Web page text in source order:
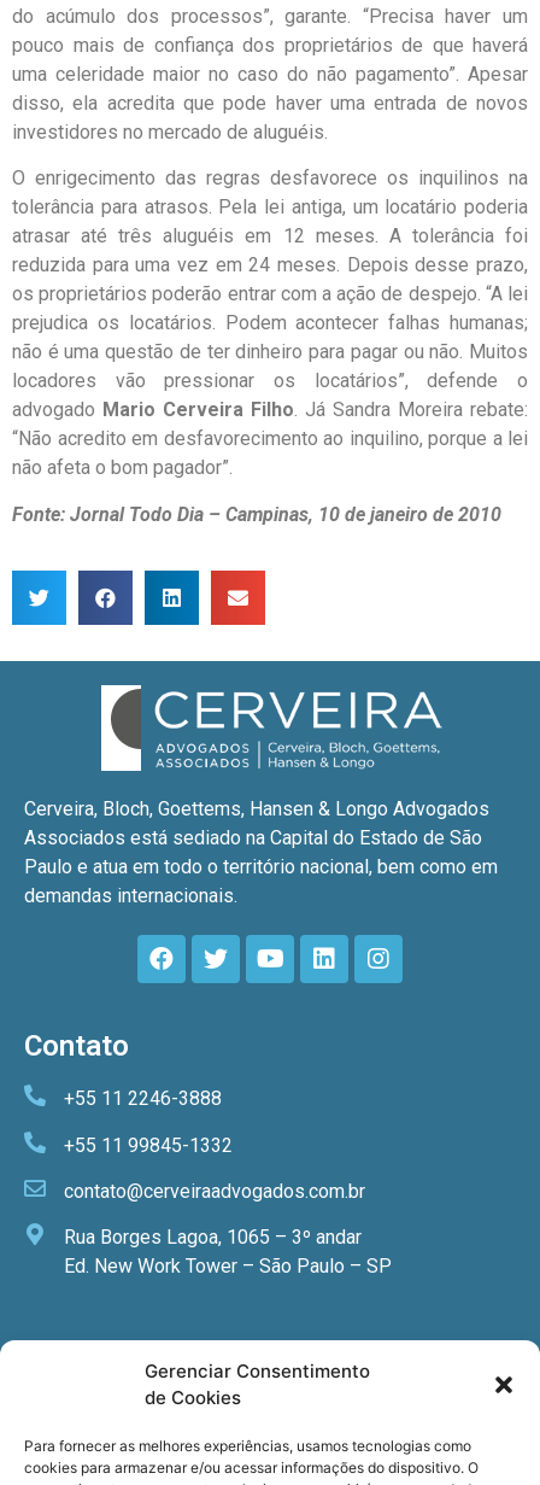
Gerenciar Consentimento
de Cookies
Para fornecer as melhores experiências, usamos tecnologias como
cookies para armazenar e/ou acessar informações do dispositivo. O
do acúmulo dos processos”, garante. “Precisa haver um
pouco mais de confiança dos proprietários de que haverá
uma celeridade maior no caso do não pagamento”. Apesar
disso, ela acredita que pode haver uma entrada de novos
investidores no mercado de aluguéis.
O enrigecimento das regras desfavorece os inquilinos na
tolerância para atrasos. Pela lei antiga, um locatário poderia
atrasar até três aluguéis em 12 meses. A tolerância foi
reduzida para uma vez em 24 meses. Depois desse prazo,
os proprietários poderão entrar com a ação de despejo. “A lei
prejudica os locatários. Podem acontecer falhas humanas;
não é uma questão de ter dinheiro para pagar ou não. Muitos
locadores vão pressionar os locatários”, defende o
advogado Mario Cerveira Filho. Já Sandra Moreira rebate:
“Não acredito em desfavorecimento ao inquilino, porque a lei
não afeta o bom pagador”.
Fonte: Jornal Todo Dia – Campinas, 10 de janeiro de 2010
Cerveira, Bloch, Goettems, Hansen & Longo Advogados
Associados está sediado na Capital do Estado de São
Paulo e atua em todo o território nacional, bem como em
demandas internacionais.
Contato
+55 11 2246-3888
+55 11 99845-1332
contato@cerveiraadvogados.com.br
Rua Borges Lagoa, 1065 – 3º andar
Ed. New Work Tower – São Paulo – SP
Newsletter
especializadas, cursos e eventos?
Registre seu email.